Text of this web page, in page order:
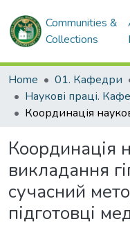
Communities &
Collections
Home 01. Кафедри
Координація
викладання
сучасний
підготовці